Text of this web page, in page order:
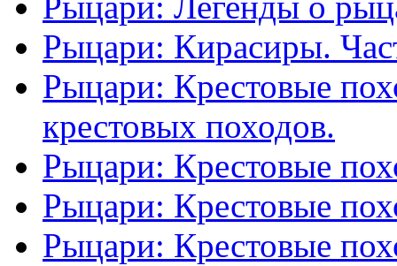
Рыцари: Кирасиры.
Рыцари: Крестовые
крестовых походов.
Рыцари: Крестовые
Рыцари: Крестовые
Рыцари: Крестовые